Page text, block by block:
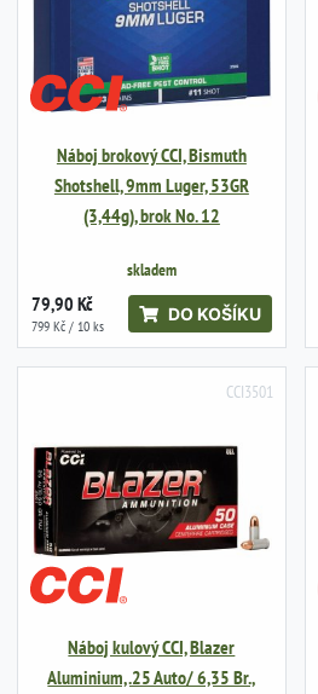
Náboj brokový CCI, Bismuth
Shotshell, 9mm Luger, 53GR
(3,44g), brok No. 12
skladem
79,90 Kč
799 Kč / 10 ks
DO KOŠÍKU
CCI3501
Náboj kulový CCI, Blazer
Aluminium, .25 Auto/ 6,35 Br.,